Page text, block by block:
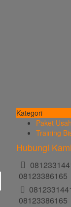
Kategori
Paket
Training
Hubungi Kami
08123386165
08123386165